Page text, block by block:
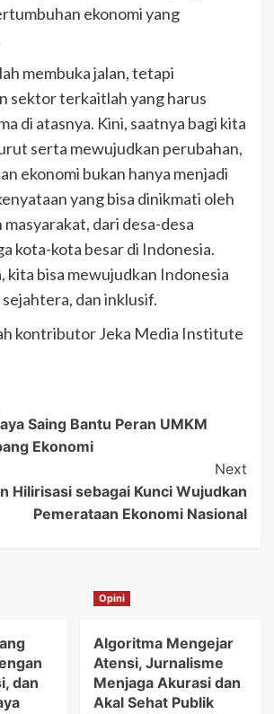
ekonomi yang
membuka jalan, tetapi
sektor terkaitlah yang harus
di atasnya. Kini, saatnya bagi kita
serta mewujudkan perubahan,
ekonomi bukan hanya menjadi
yang bisa dinikmati oleh
masyarakat, dari desa-desa
kota-kota besar di Indonesia.
kita bisa mewujudkan Indonesia
dan inklusif.
kontributor Jeka Media Institute
Saing Bantu Peran UMKM
Ekonomi
Next
Hilirisasi sebagai Kunci Wujudkan
Pemerataan Ekonomi Nasional
dan
Opini
Algoritma Mengejar
Atensi, Jurnalisme
Menjaga Akurasi dan
Akal Sehat Publik